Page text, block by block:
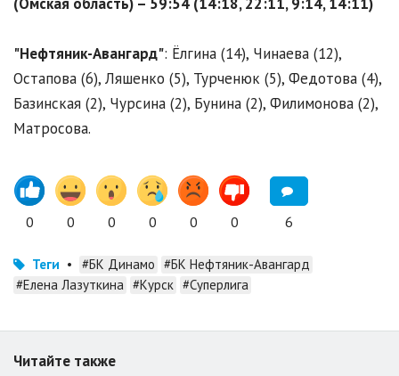
(Омская область) – 59:54 (14:18, 22:11, 9:14, 14:11)
"Нефтяник-Авангард": Ёлгина (14), Чинаева (12),
Остапова (6), Ляшенко (5), Турченюк (5), Федотова (4),
Базинская (2), Чурсина (2), Бунина (2), Филимонова (2),
Матросова.
0 0 0 0 0 0 6
Теги • #БК Динамо #БК Нефтяник-Авангард
#Елена Лазуткина #Курск #Суперлига
Читайте также